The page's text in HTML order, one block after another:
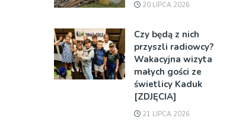
20 LIPCA 2026
Czy będą z nich
przyszli radiowcy?
Wakacyjna wizyta
małych gości ze
świetlicy Kaduk
[ZDJĘCIA]
21 LIPCA 2026